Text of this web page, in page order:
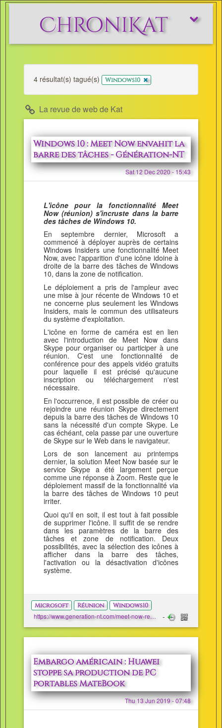
Afficher/
ChroniKat
4 résultat(s) tagué(s) Windows10 x
La revue de web de Kat
Windows 10 : Meet Now envahit la
barre des tâches - Génération-NT
Sat 12 Dec 2020 - 15:43
L'icône pour la fonctionnalité Meet
Now (réunion) s'incruste dans la barre
des tâches de Windows 10.
En septembre dernier, Microsoft a
commencé à déployer auprès de certains
Windows Insiders une fonctionnalité Meet
Now, avec l'apparition d'une icône idoine à
droite de la barre des tâches de Windows
10, dans la zone de notification.
Le déploiement a pris de l'ampleur avec
une mise à jour récente de Windows 10 et
ne concerne plus seulement les Windows
Insiders, mais le commun des utilisateurs
du système d'exploitation.
L'icône en forme de caméra est en lien
avec l'introduction de Meet Now dans
Skype pour organiser ou participer à une
réunion. C'est une fonctionnalité de
conférence pour des appels vidéo gratuits
pour laquelle il est précisé qu'aucune
inscription ou téléchargement n'est
nécessaire.
En l'occurrence, il est possible de créer ou
rejoindre une réunion Skype directement
depuis la barre des tâches de Windows 10
sans la nécessité d'un compte Skype. Le
cas échéant, cela passe par une ouverture
de Skype sur le Web dans le navigateur.
Lors de son lancement au printemps
dernier, la solution Meet Now basée sur le
service Skype a été largement perçue
comme une réponse à Zoom. Reste que le
déploiement massif de la fonctionnalité via
la barre des tâches de Windows 10 peut
irriter.
Quoi qu'il en soit, il est tout à fait possible
de supprimer l'icône. Il suffit de se rendre
dans les paramètres de la barre des
tâches et zone de notification. Deux
possibilités, avec la sélection des icônes à
afficher dans la barre des tâches,
l'activation ou la désactivation d'icônes
système.
Microsoft Réunion Windows10
https://www.generation-nt.com/meet-now-reunion-windows-10-barre-taches-actualite-1983061.html
Embargo américain : Huawei
stoppe sa production de PC
portables MateBook
Thu 13 Jun 2019 - 07:48